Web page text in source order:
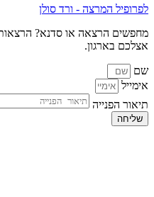
לפרופיל המרצה - ורד סולן
מחפשים הרצאה או סדנא? הרצאות
אצלכם בארגון.
שם
אימייל
תיאור הפנייה
שליחה